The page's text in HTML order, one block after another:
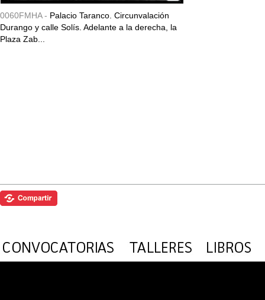
0060FMHA - Palacio Taranco. Circunvalación
Durango y calle Solís. Adelante a la derecha, la
Plaza Zab...